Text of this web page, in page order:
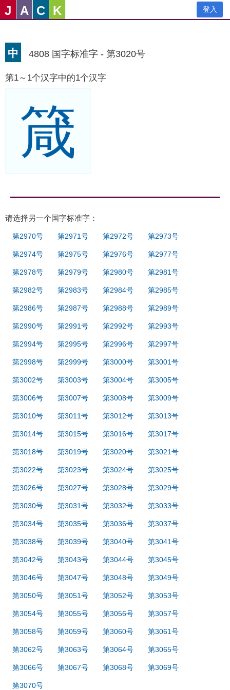
J A C K 登入
中 4808 国字标准字 - 第3020号
第1～1个汉字中的1个汉字
箴
请选择另一个国字标准字：
第2970号 第2971号 第2972号 第2973号
第2974号 第2975号 第2976号 第2977号
第2978号 第2979号 第2980号 第2981号
第2982号 第2983号 第2984号 第2985号
第2986号 第2987号 第2988号 第2989号
第2990号 第2991号 第2992号 第2993号
第2994号 第2995号 第2996号 第2997号
第2998号 第2999号 第3000号 第3001号
第3002号 第3003号 第3004号 第3005号
第3006号 第3007号 第3008号 第3009号
第3010号 第3011号 第3012号 第3013号
第3014号 第3015号 第3016号 第3017号
第3018号 第3019号 第3020号 第3021号
第3022号 第3023号 第3024号 第3025号
第3026号 第3027号 第3028号 第3029号
第3030号 第3031号 第3032号 第3033号
第3034号 第3035号 第3036号 第3037号
第3038号 第3039号 第3040号 第3041号
第3042号 第3043号 第3044号 第3045号
第3046号 第3047号 第3048号 第3049号
第3050号 第3051号 第3052号 第3053号
第3054号 第3055号 第3056号 第3057号
第3058号 第3059号 第3060号 第3061号
第3062号 第3063号 第3064号 第3065号
第3066号 第3067号 第3068号 第3069号
第3070号